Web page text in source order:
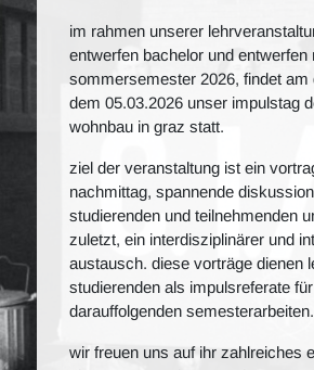
im rahmen unserer
entwerfen bachelor und entwerfen
sommersemester 2026, findet am
dem 05.03.2026 unser impulstag
wohnbau in graz statt.
ziel der veranstaltung ist ein
nachmittag, spannende
studierenden und teilnehmenden
zuletzt, ein interdisziplinärer und
austausch. diese vorträge dienen
studierenden als impulsreferate für
darauffolgenden semesterarbeiten.
wir freuen uns auf ihr zahlreiches